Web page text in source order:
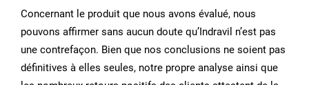
Concernant le produit que nous avons évalué, nous
pouvons affirmer sans aucun doute qu’Indravil n’est pas
une contrefaçon. Bien que nos conclusions ne soient pas
définitives à elles seules, notre propre analyse ainsi que